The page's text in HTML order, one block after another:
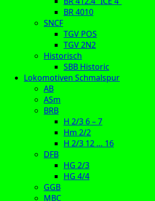
BR 4010
SNCF
TGV POS
TGV 2N2
Historisch
SBB Historic
Lokomotiven Schmalspur
AB
ASm
BRB
H 2/3 6 – 7
Hm 2/2
H 2/3 12 … 16
DFB
HG 2/3
HG 4/4
GGB
MBC